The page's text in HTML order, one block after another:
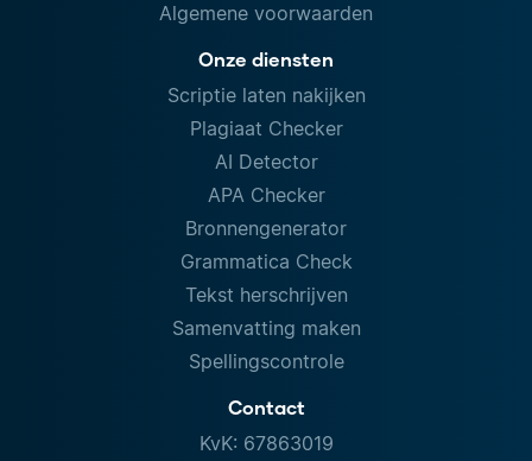
Algemene voorwaarden
Onze diensten
Scriptie laten nakijken
Plagiaat Checker
AI Detector
APA Checker
Bronnengenerator
Grammatica Check
Tekst herschrijven
Samenvatting maken
Spellingscontrole
Contact
KvK: 67863019